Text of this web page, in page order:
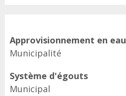
Approvisionnement en eau
Municipalité
Système d'égouts
Municipal